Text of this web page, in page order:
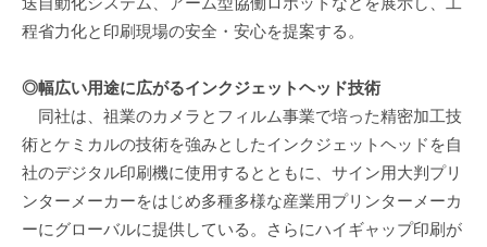
程省力化と印刷現場の安全・安心を提案する。
◎幅広い用途に広がるインクジェットヘッド技術
同社は、祖業のカメラとフィルム事業で培った精密加工技
術とケミカルの技術を強みとしたインクジェットヘッドを自
社のデジタル印刷機に使用するとともに、サイン用大判プリ
ンターメーカーをはじめ多種多様な産業用プリンターメーカ
ーにグローバルに提供している。さらにハイギャップ印刷が